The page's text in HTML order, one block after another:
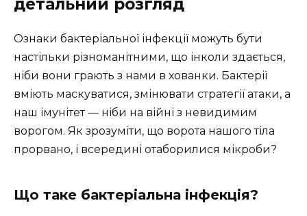
детальний розгляд
Ознаки бактеріальної інфекції можуть бути
настільки різноманітними, що інколи здається,
ніби вони грають з нами в хованки. Бактерії
вміють маскуватися, змінювати стратегії атаки, а
наш імунітет — ніби на війні з невидимим
ворогом. Як зрозуміти, що ворота нашого тіла
прорвано, і всередині отаборилися мікроби?
Що таке бактеріальна інфекція?